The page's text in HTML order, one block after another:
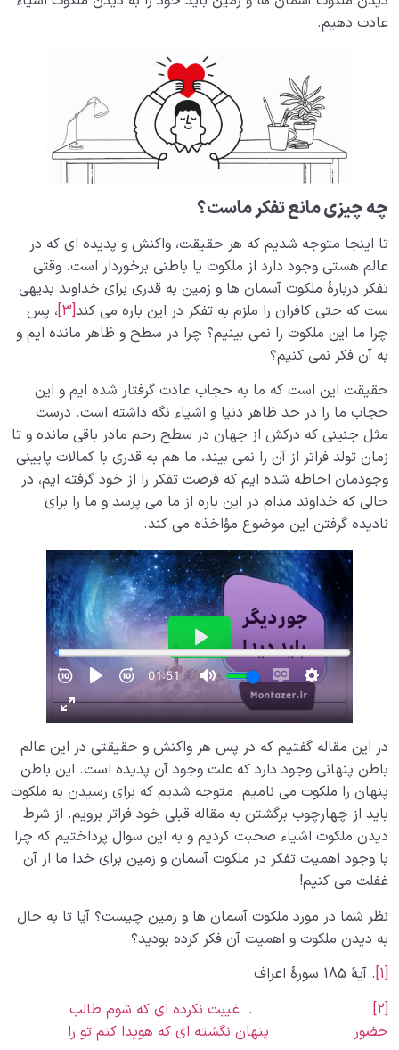
عادت دهیم.
چه چیزی مانع تفکر ماست؟
تا اینجا متوجه شدیم که هر حقیقت، واکنش و پدیده ای که در
عالم هستی وجود دارد از ملکوت یا باطنی برخوردار است. وقتی
تفکر دربارۀ ملکوت آسمان ها و زمین به قدری برای خداوند بدیهی
ست که حتی کافران را ملزم به تفکر در این باره می کند[3]
، پس
چرا ما این ملکوت را نمی بینیم؟ چرا در سطح و ظاهر مانده ایم و
به آن فکر نمی کنیم؟
حقیقت این است که ما به حجاب عادت گرفتار شده ایم و این
حجاب ما را در حد ظاهر دنیا و اشیاء نگه داشته است. درست
مثل جنینی که درکش از جهان در سطح رحم مادر باقی مانده و تا
زمان تولد فراتر از آن را نمی بیند، ما هم به قدری با کمالات پایینی
وجودمان احاطه شده ایم که فرصت تفکر را از خود گرفته ایم، در
حالی که خداوند مدام در این باره از ما می پرسد و ما را برای
نادیده گرفتن این موضوع مؤاخذه می کند.
در این مقاله گفتیم که در پس هر واکنش و حقیقتی در این عالم
باطن پنهانی وجود دارد که علت وجود آن پدیده است. این باطن
پنهان را ملکوت می نامیم. متوجه شدیم که برای رسیدن به ملکوت
باید از چهارچوب برگشتن به مقاله قبلی خود فراتر برویم. از شرط
دیدن ملکوت اشیاء صحبت کردیم و به این سوال پرداختیم که چرا
با وجود اهمیت تفکر در ملکوت آسمان و زمین برای خدا ما از آن
غفلت می کنیم!
نظر شما در مورد ملکوت آسمان ها و زمین چیست؟ آیا تا به حال
به دیدن ملکوت و اهمیت آن فکر کرده بودید؟
[1] . آیۀ 185 سورۀ اعراف
[2]
. غیبت نکرده ای که شوم طالب
حضور پنهان نگشته ای که هویدا کنم تو را